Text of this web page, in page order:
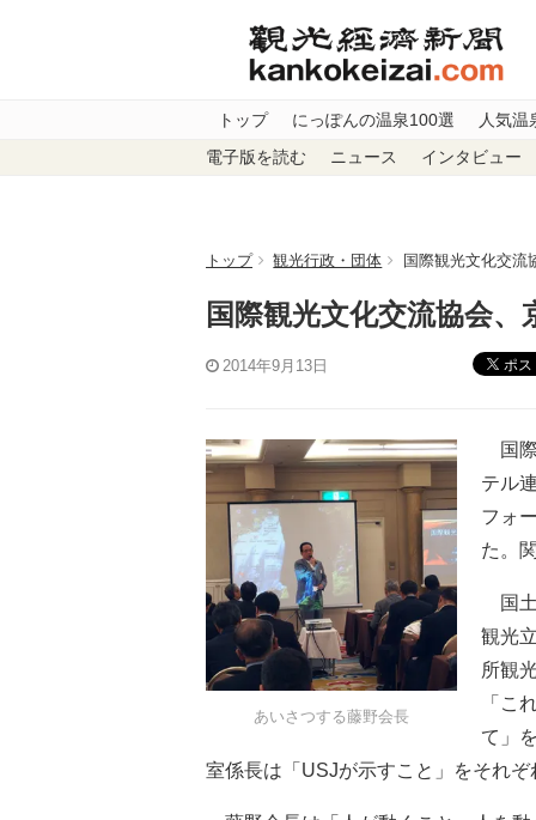
トップ にっぽんの温泉100選 人気温
電子版を読む ニュース インタビュー
トップ 観光行政・団体 国際観光文化交流
国際観光文化交流協会
2014年9月13日 ポス
あいさつする藤野会長
国際
テル
フォ
た。
国土
観光
所観
「こ
て」
室係長は「USJが示すこと」をそれぞ